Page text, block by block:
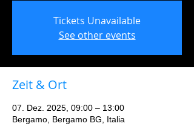
Tickets Unavailable
See other events
Zeit & Ort
07. Dez. 2025, 09:00 – 13:00
Bergamo, Bergamo BG, Italia